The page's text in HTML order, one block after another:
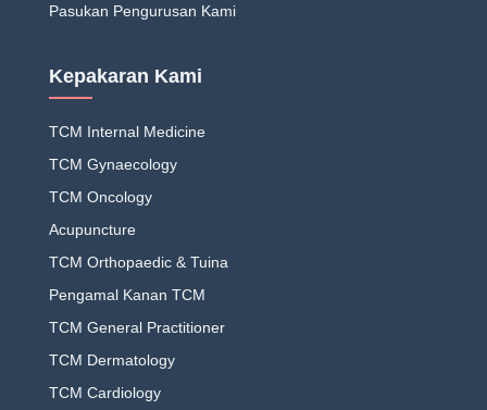
Pasukan Pengurusan Kami
Kepakaran Kami
TCM Internal Medicine
TCM Gynaecology
TCM Oncology
Acupuncture
TCM Orthopaedic & Tuina
Pengamal Kanan TCM
TCM General Practitioner
TCM Dermatology
TCM Cardiology